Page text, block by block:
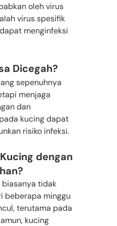
oleh virus
virus spesifik
menginfeksi
Dicegah?
sepenuhnya
menjaga
dan
kucing dapat
risiko infeksi.
dengan
biasanya tidak
beberapa minggu
terutama pada
kucing